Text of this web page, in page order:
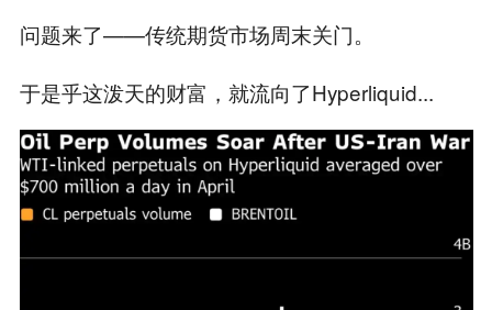
问题来了——传统期货市场周末关门。
于是乎这泼天的财富，就流向了Hyperliquid...